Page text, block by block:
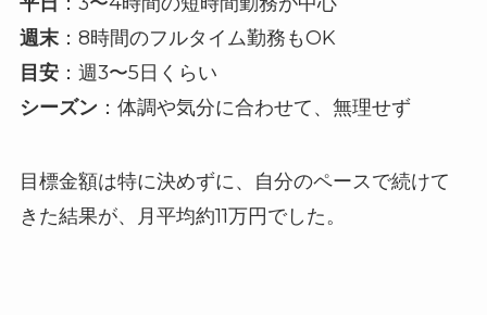
週末：8時間のフルタイム勤務もOK
目安：週3〜5日くらい
シーズン：体調や気分に合わせて、無理せず
目標金額は特に決めずに、自分のペースで続けて
きた結果が、月平均約11万円でした。